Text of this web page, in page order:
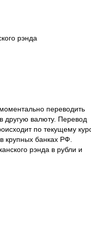
рэнда
переводить
другую валюту. Перевод
по текущему
крупных банках РФ.
рэнда в рубли и